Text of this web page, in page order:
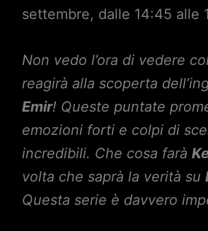
settembre, dalle 14:45 alle
Non vedo l’ora di vedere
reagirà alla scoperta
Emir! Queste puntate
emozioni forti e colpi di
incredibili. Che cosa farà
volta che saprà la verità su
Questa serie è davvero